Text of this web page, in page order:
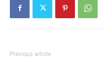
Previous article